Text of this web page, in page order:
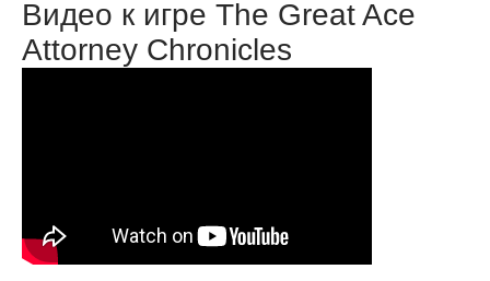
Видео к игре The Great Ace
Attorney Chronicles